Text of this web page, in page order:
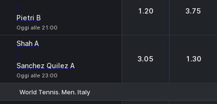
-
Pietri B
Oggi alle 21:00
1.20 3.75
Shah A
-
Sanchez Quilez A
Oggi alle 23:00
3.05 1.30
World Tennis. Men. Italy